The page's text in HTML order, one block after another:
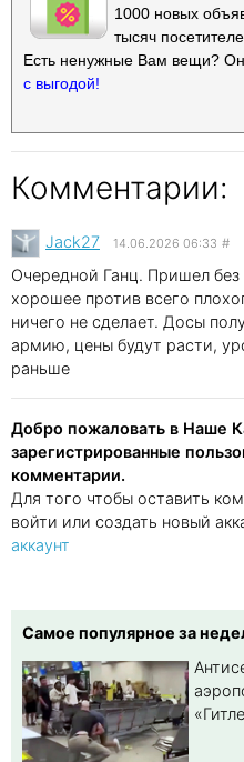
1000 новых
тысяч
Есть ненужные Вам вещи?
с выгодой!
Комментарии:
Jack27 14.06.2026 06:33 #
Очередной Ганц. Пришел без
хорошее против всего
ничего не сделает. Досы
армию, цены будут расти,
раньше
Добро пожаловать в Наше
зарегистрированные
комментарии.
Для того чтобы оставить
войти или создать новый
аккаунт
Самое популярное за